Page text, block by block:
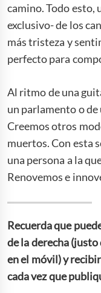
camino. Todo esto,
exclusivo- de los
más tristeza y
perfecto para
Al ritmo de una
un parlamento o de
Creemos otros
muertos. Con esta
una persona a la
Renovemos e
Recuerda que
de la derecha
en el móvil) y
cada vez que